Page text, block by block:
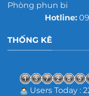
Phòng phun bi
Hotline:
THỐNG KÊ
Users Today :